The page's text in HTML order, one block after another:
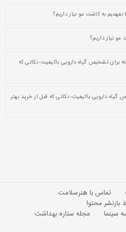
بفهمیم به کاشت مو نیاز داریم؟
نیاز داریم؟
برای تشخیص گیاه دارویی باکیفیت؛ نکاتی که
گیاه دارویی باکیفیت؛ نکاتی که قبل از خرید بهتر
تماس با هنرسلامت
بازنشر محتوا
سینما مجله ستاره بهداشت